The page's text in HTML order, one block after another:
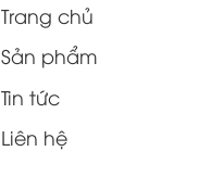
Trang chủ
Sản phẩm
Tin tức
Liên hệ